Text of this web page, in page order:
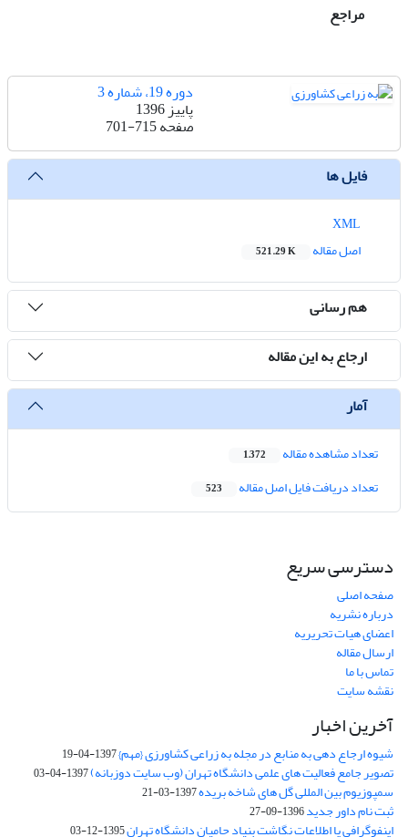
مراجع
دوره 19، شماره 3
پاییز 1396
صفحه701-715
فایل ها
اصل مقاله
521.29 K
هم رسانی
ارجاع به این مقاله
آمار
تعداد مشاهده مقاله 1,372
تعداد دریافت فایل اصل مقاله 523
دسترسی سریع
صفحه اصلی
درباره نشریه
اعضای هیات تحریریه
ارسال مقاله
تماس با ما
نقشه سایت
آخرین اخبار
شیوه ارجاع دهی به منابع در مجله به زراعی کشاورزی {مهم}1397-04-19
تصویر جامع فعالیت های علمی دانشگاه تهران (وب سایت دوزبانه)1397-04-03
سمپوزیوم بین المللی گل های شاخه بریده1397-03-21
ثبت نام داور جدید1396-09-27
اینفوگرافی یا اطلاعات نگاشت بنیاد حامیان دانشگاه تهران1395-12-03